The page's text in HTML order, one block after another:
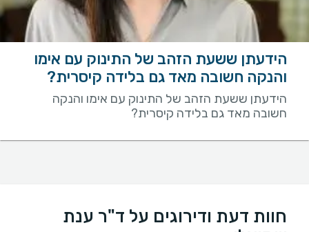
הידעתן ששעת הזהב של התינוק עם אימו
והנקה חשובה מאד גם בלידה קיסרית?
הידעתן ששעת הזהב של התינוק עם אימו והנקה
חשובה מאד גם בלידה קיסרית?
חוות דעת ודירוגים על ד"ר ענת